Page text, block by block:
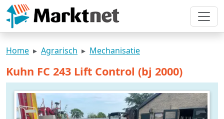
Home Agrarisch Mechanisatie
Kuhn FC 243 Lift Control (bj 2000)